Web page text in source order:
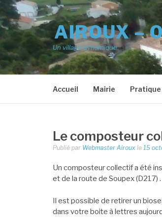
Aller
au
contenu
AIROUX –
Un village dynamique
Accueil Mairie Pratique
Le composteur
Publié par Webmaster Airoux le15
Un composteur collectif a été
et de la route de Soupex (D217) .
Il est possible de retirer un
dans votre boite à lettres